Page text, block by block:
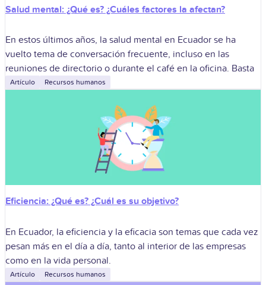
Salud mental: ¿Qué es? ¿Cuáles factores la afectan?
En estos últimos años, la salud mental en Ecuador se ha
vuelto tema de conversación frecuente, incluso en las
reuniones de directorio o durante el café en la oficina. Basta
Artículo Recursos humanos
Eficiencia: ¿Qué es? ¿Cuál es su objetivo?
En Ecuador, la eficiencia y la eficacia son temas que cada vez
pesan más en el día a día, tanto al interior de las empresas
como en la vida personal.
Artículo Recursos humanos